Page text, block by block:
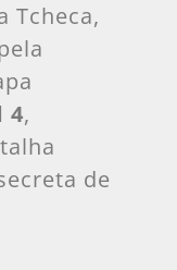
Tcheca,
4,
de